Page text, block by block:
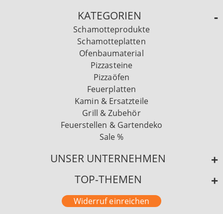
KATEGORIEN
Schamotteprodukte
Schamotteplatten
Ofenbaumaterial
Pizzasteine
Pizzaöfen
Feuerplatten
Kamin & Ersatzteile
Grill & Zubehör
Feuerstellen & Gartendeko
Sale %
UNSER UNTERNEHMEN
TOP-THEMEN
Widerruf einreichen